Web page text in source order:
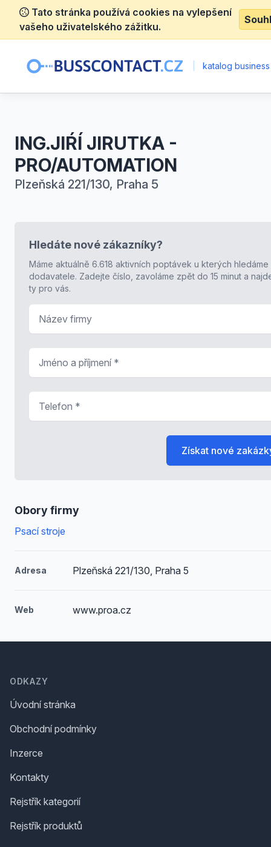
Tato stránka používá cookies na vylepšení
vašeho uživatelského zážitku.
katalog
ING.JIŔÍ JIRUTKA -
PRO/AUTOMATION
Plzeňská 221/130, Praha 5
Obory firmy
Psací stroje
Adresa Plzeňská 221/130, Praha 5
Web www.proa.cz
Hledáte nové zákazníky?
Máme aktuálně 6.618 aktivních poptávek u kterých hledáme
dodavatele. Zadejte číslo, zavoláme zpět do 15 minut a
ty pro vás.
Získat nové
ODKAZY
Úvodní stránka
Obchodní podmínky
Inzerce
Kontakty
Rejstřík kategorií
Rejstřík produktů